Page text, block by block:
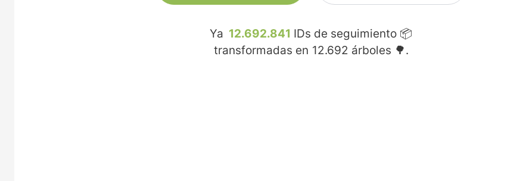
Ya 12.692.841 IDs de seguimiento 📦
transformadas en 12.692 árboles 🌳.